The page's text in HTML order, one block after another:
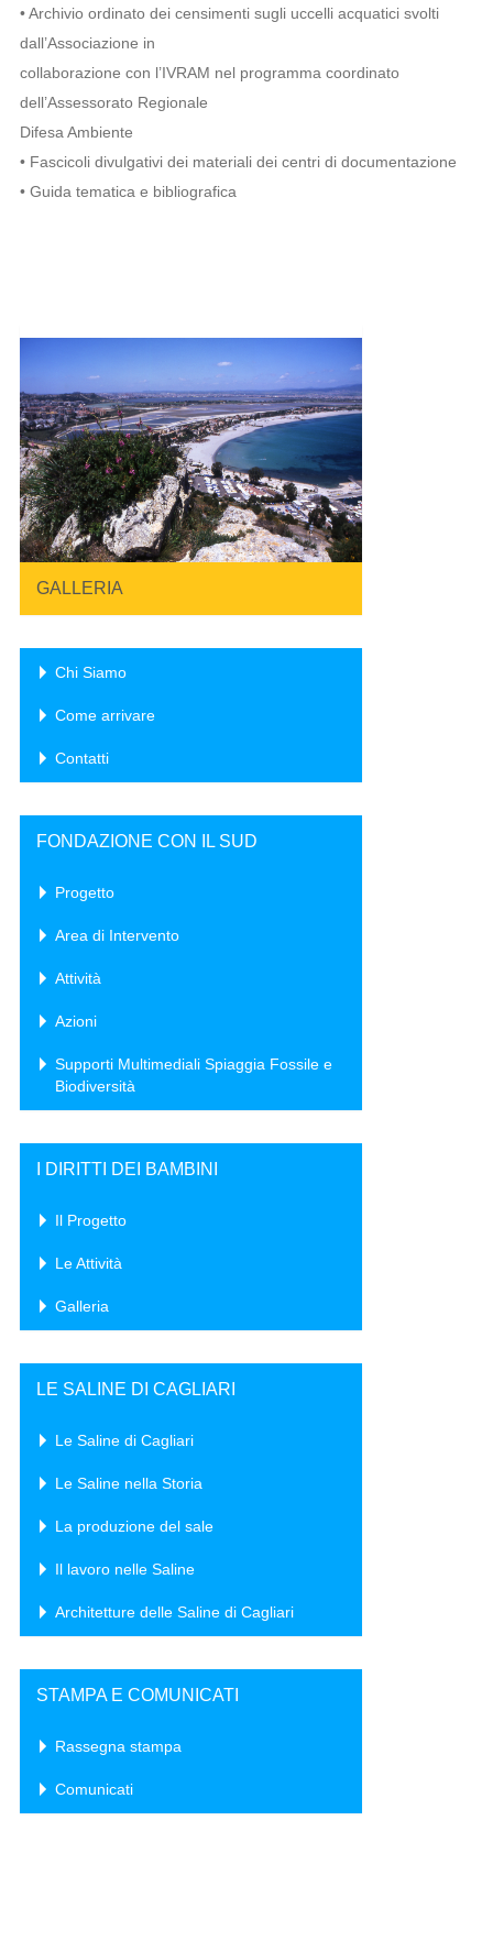
• Archivio ordinato dei censimenti sugli uccelli acquatici svolti
dall’Associazione in
collaborazione con l’IVRAM nel programma coordinato
dell’Assessorato Regionale
Difesa Ambiente
• Fascicoli divulgativi dei materiali dei centri di documentazione
• Guida tematica e bibliografica
GALLERIA
Chi Siamo
Come arrivare
Contatti
FONDAZIONE CON IL SUD
Progetto
Area di Intervento
Attività
Azioni
Supporti Multimediali Spiaggia Fossile e
Biodiversità
I DIRITTI DEI BAMBINI
Il Progetto
Le Attività
Galleria
LE SALINE DI CAGLIARI
Le Saline di Cagliari
Le Saline nella Storia
La produzione del sale
Il lavoro nelle Saline
Architetture delle Saline di Cagliari
STAMPA E COMUNICATI
Rassegna stampa
Comunicati